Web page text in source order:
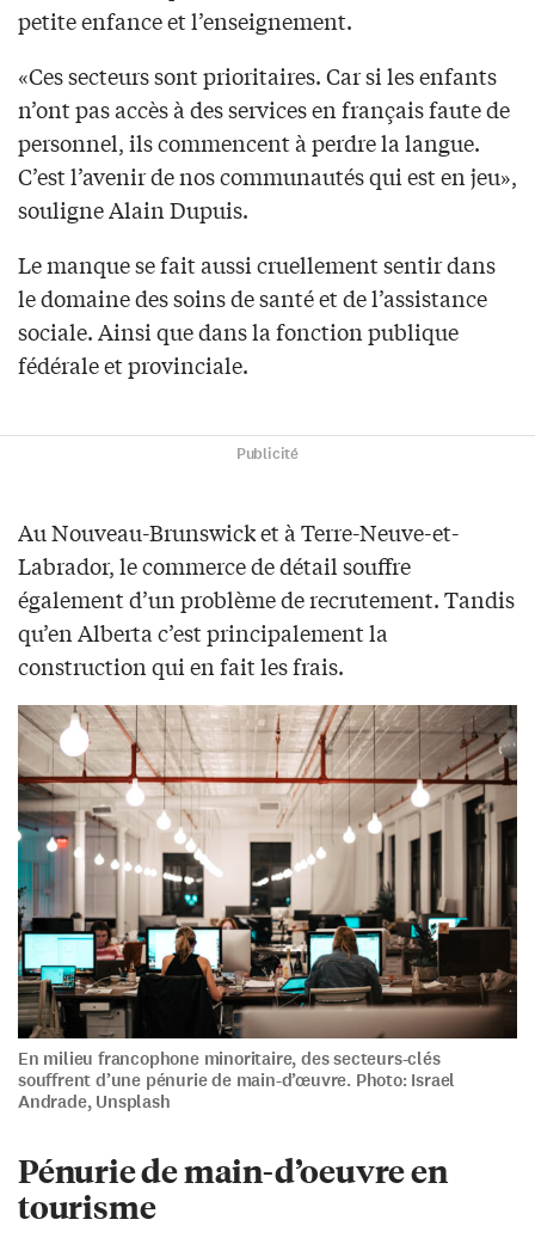
petite enfance et l’enseignement.
«Ces secteurs sont prioritaires. Car si les enfants
n’ont pas accès à des services en français faute de
personnel, ils commencent à perdre la langue.
C’est l’avenir de nos communautés qui est en jeu»,
souligne Alain Dupuis.
Le manque se fait aussi cruellement sentir dans
le domaine des soins de santé et de l’assistance
sociale. Ainsi que dans la fonction publique
fédérale et provinciale.
Publicité
Au Nouveau-Brunswick et à Terre-Neuve-et-
Labrador, le commerce de détail souffre
également d’un problème de recrutement. Tandis
qu’en Alberta c’est principalement la
construction qui en fait les frais.
En milieu francophone minoritaire, des secteurs-clés
souffrent d’une pénurie de main-d’œuvre. Photo: Israel
Andrade, Unsplash
Pénurie de main-d’oeuvre en
tourisme